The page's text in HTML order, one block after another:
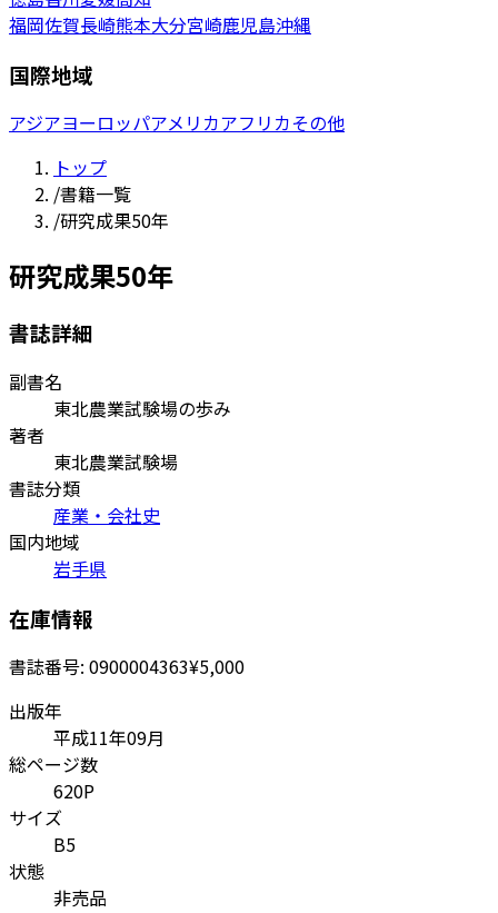
福岡佐賀長崎熊本大分宮崎鹿児島沖縄
国際地域
アジアヨーロッパアメリカアフリカその他
トップ
/書籍一覧
/研究成果50年
研究成果50年
書誌詳細
副書名
東北農業試験場の歩み
著者
東北農業試験場
書誌分類
産業・会社史
国内地域
岩手県
在庫情報
書誌番号: 0900004363¥5,000
出版年
平成11年09月
総ページ数
620P
サイズ
B5
状態
非売品